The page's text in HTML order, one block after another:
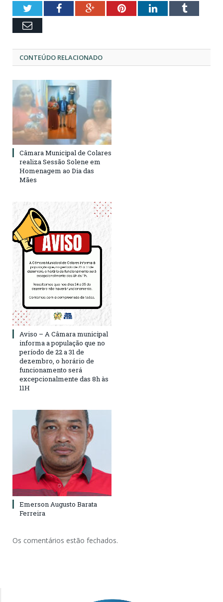
TwitterFacebookGoogle+PinterestLinkedInTumblr
Email
CONTEÚDO RELACIONADO
Câmara Municipal de Colares
realiza Sessão Solene em
Homenagem ao Dia das
Mães
Aviso – A Câmara municipal
informa a população que no
período de 22 a 31 de
dezembro, o horário de
funcionamento será
excepcionalmente das 8h às
11H
Emerson Augusto Barata
Ferreira
Os comentários estão fechados.